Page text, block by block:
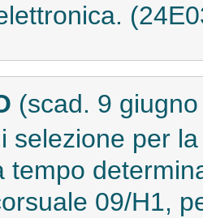
(scad. 9
selezione per
tempo
09/H1,